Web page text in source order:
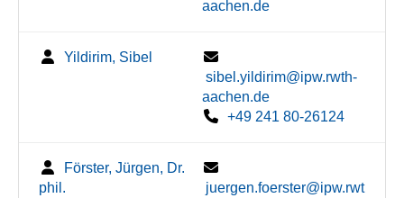
aachen.de
Yildirim, Sibel
sibel.yildirim@ipw.rwth-
aachen.de
+49 241 80-26124
Förster, Jürgen, Dr.
phil.
juergen.foerster@ipw.rwt